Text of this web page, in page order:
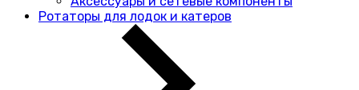
Ротаторы для лодок и катеров